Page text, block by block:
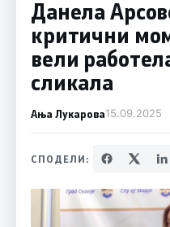
Данела
критични
вели
сликала
Ања Лукарова15.09.2025
СПОДЕЛИ: